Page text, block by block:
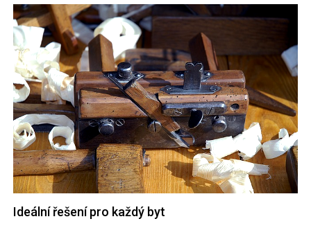
Ideální řešení pro každý byt